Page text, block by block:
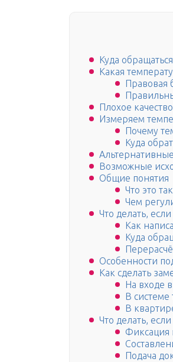
Куда
Какая
Правовая
Плохое
Измеряем
Почему
Куда
Возможные
Общие понятия
Что это
Чем
Что делать,
Как
Куда
Особенности
Как сделать
На входе
В системе
В
Что делать,
Фиксация
Подача